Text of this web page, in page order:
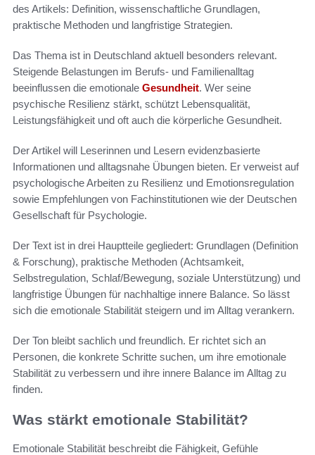
des Artikels: Definition, wissenschaftliche Grundlagen,
praktische Methoden und langfristige Strategien.
Das Thema ist in Deutschland aktuell besonders relevant.
Steigende Belastungen im Berufs- und Familienalltag
beeinflussen die emotionale Gesundheit. Wer seine
psychische Resilienz stärkt, schützt Lebensqualität,
Leistungsfähigkeit und oft auch die körperliche Gesundheit.
Der Artikel will Leserinnen und Lesern evidenzbasierte
Informationen und alltagsnahe Übungen bieten. Er verweist auf
psychologische Arbeiten zu Resilienz und Emotionsregulation
sowie Empfehlungen von Fachinstitutionen wie der Deutschen
Gesellschaft für Psychologie.
Der Text ist in drei Hauptteile gegliedert: Grundlagen (Definition
& Forschung), praktische Methoden (Achtsamkeit,
Selbstregulation, Schlaf/Bewegung, soziale Unterstützung) und
langfristige Übungen für nachhaltige innere Balance. So lässt
sich die emotionale Stabilität steigern und im Alltag verankern.
Der Ton bleibt sachlich und freundlich. Er richtet sich an
Personen, die konkrete Schritte suchen, um ihre emotionale
Stabilität zu verbessern und ihre innere Balance im Alltag zu
finden.
Was stärkt emotionale Stabilität?
Emotionale Stabilität beschreibt die Fähigkeit, Gefühle